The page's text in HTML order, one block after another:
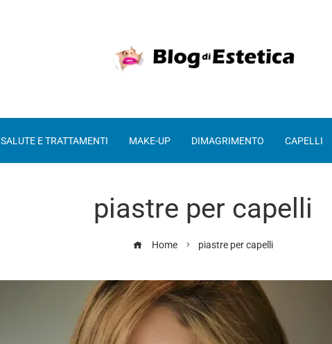
SALUTE E TRATTAMENTI MAKE-UP DIMAGRIMENTO CAPELLI
piastre per capelli
Home piastre per capelli